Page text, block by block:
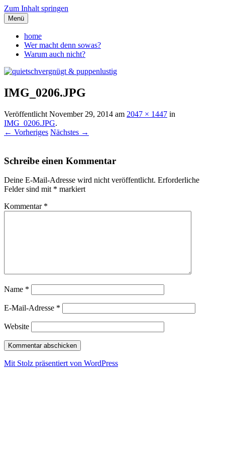
Zum Inhalt springen
quietschvergnügt &
puppenlustig
Menü
home
Wer macht denn sowas?
Warum auch nicht?
IMG_0206.JPG
Veröffentlicht November 29, 2014 am 2047 × 1447 in
IMG_0206.JPG.
← Vorheriges Nächstes →
Schreibe einen Kommentar
Deine E-Mail-Adresse wird nicht veröffentlicht. Erforderliche
Felder sind mit * markiert
Kommentar *
Name *
E-Mail-Adresse *
Website
Mit Stolz präsentiert von WordPress